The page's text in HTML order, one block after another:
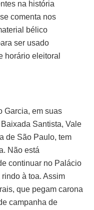
na história
comenta nos
bélico
ser usado
horário eleitoral
Garcia, em suas
Santista, Vale
de São Paulo, tem
Não está
continuar no Palácio
à toa. Assim
que pegam carona
campanha de